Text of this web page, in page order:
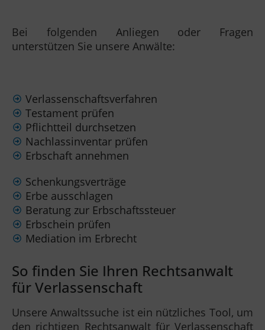
Bei folgenden Anliegen oder Fragen
unterstützen Sie unsere Anwälte:
Verlassenschaftsverfahren
Testament prüfen
Pflichtteil durchsetzen
Nachlassinventar prüfen
Erbschaft annehmen
Schenkungsverträge
Erbe ausschlagen
Beratung zur Erbschaftssteuer
Erbschein prüfen
Mediation im Erbrecht
So finden Sie Ihren Rechtsanwalt
für Verlassenschaft
Unsere Anwaltssuche ist ein nützliches Tool, um
den richtigen Rechtsanwalt für Verlassenschaft